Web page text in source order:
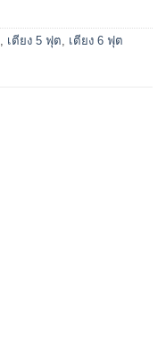
, เตียง 5 ฟุต, เตียง 6 ฟุต